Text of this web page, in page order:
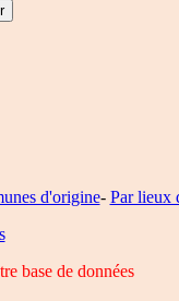
d'origine- Par lieux
base de données